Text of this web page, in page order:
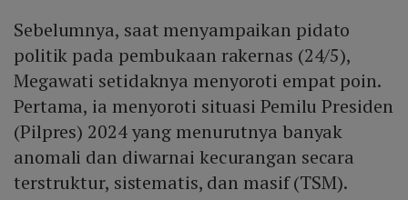
Sebelumnya, saat menyampaikan pidato
politik pada pembukaan rakernas (24/5),
Megawati setidaknya menyoroti empat poin.
Pertama, ia menyoroti situasi Pemilu Presiden
(Pilpres) 2024 yang menurutnya banyak
anomali dan diwarnai kecurangan secara
terstruktur, sistematis, dan masif (TSM).